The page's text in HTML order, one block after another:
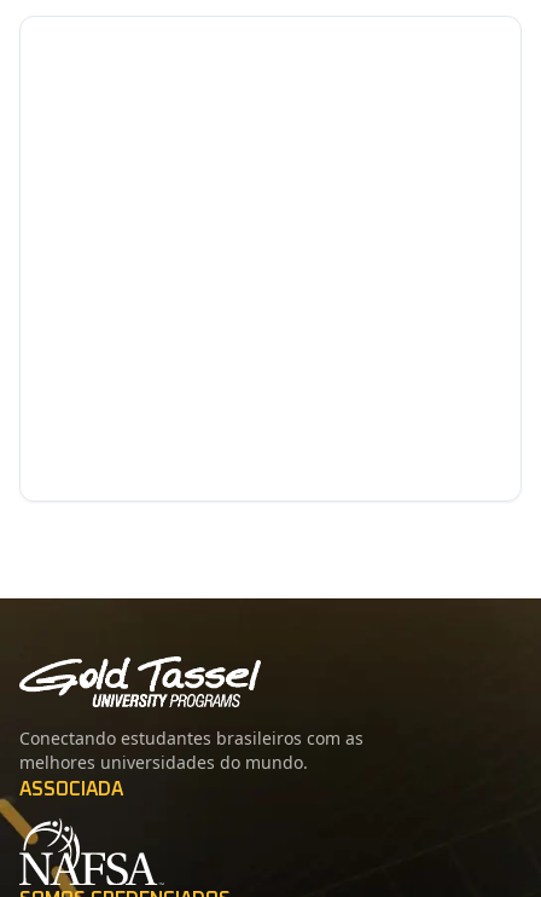
Conectando estudantes brasileiros com as
melhores universidades do mundo.
ASSOCIADA